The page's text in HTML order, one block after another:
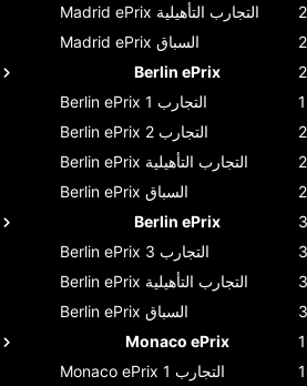
Madrid ePrix التجارب التأهيلية
Madrid ePrix السباق
Berlin ePrix
Berlin ePrix
التجارب 1
Berlin ePrix
التجارب 2
Berlin ePrix التجارب التأهيلية
Berlin ePrix السباق
Berlin ePrix
Berlin ePrix
التجارب 3
Berlin ePrix التجارب التأهيلية
Berlin ePrix السباق
Monaco ePrix
Monaco ePrix
التجارب 1